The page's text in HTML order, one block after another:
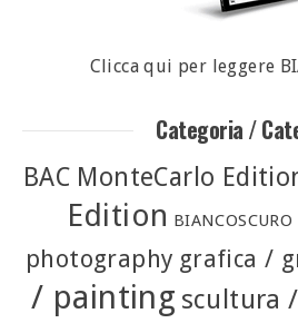
Clicca qui per leggere
Categoria /
BAC MonteCarlo
Edition BIANCOSCURO
photography grafica /
/ painting scultura